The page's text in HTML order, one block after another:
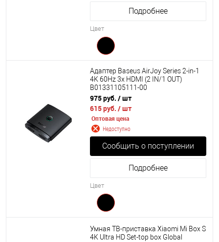
Подробнее
Цвет
Адаптер Baseus AirJoy Series 2-in-1
4K 60Hz 3х HDMI (2 IN/1 OUT)
B01331105111-00
975 руб. / шт
615 руб. / шт
Оптовая цена
Недоступно
Сообщить о поступлении
Подробнее
Цвет
Умная ТВ-приставка Xiaomi Mi Box S
4K Ultra HD Set-top box Global